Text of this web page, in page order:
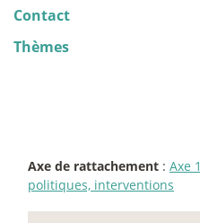
Contact
Thèmes
Axe de rattachement : Axe 1
politiques, interventions